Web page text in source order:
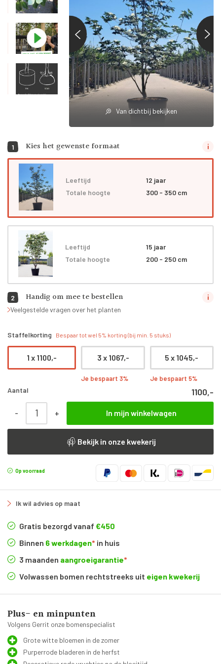
Van dichtbij bekijken
1 Kies het gewenste formaat
Leeftijd
12 jaar
Totale hoogte
300 - 350 cm
Leeftijd
15 jaar
Totale hoogte
200 - 250 cm
2 Handig om mee te bestellen
Veelgestelde vragen over het planten
Staffelkorting Bespaar tot wel 5% korting (bij min. 5 stuks)
1 x 1100,- 3 x 1067,-
Je bespaart 3%
5 x 1045,-
Je bespaart 5%
Aantal 1100,-
- + In mijn winkelwagen
Bekijk in onze kwekerij
Op voorraad
Ik wil advies op maat
Gratis bezorgd vanaf €450
Binnen 6 werkdagen* in huis
3 maanden aangroeigarantie*
Volwassen bomen rechtstreeks uit eigen kwekerij
Plus- en minpunten
Volgens Gerrit onze bomenspecialist
Grote witte bloemen in de zomer
Purperrode bladeren in de herfst